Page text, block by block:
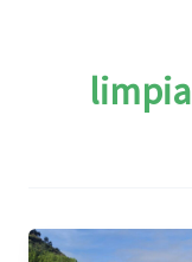
limpia